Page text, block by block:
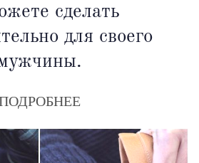
сделать
для своего